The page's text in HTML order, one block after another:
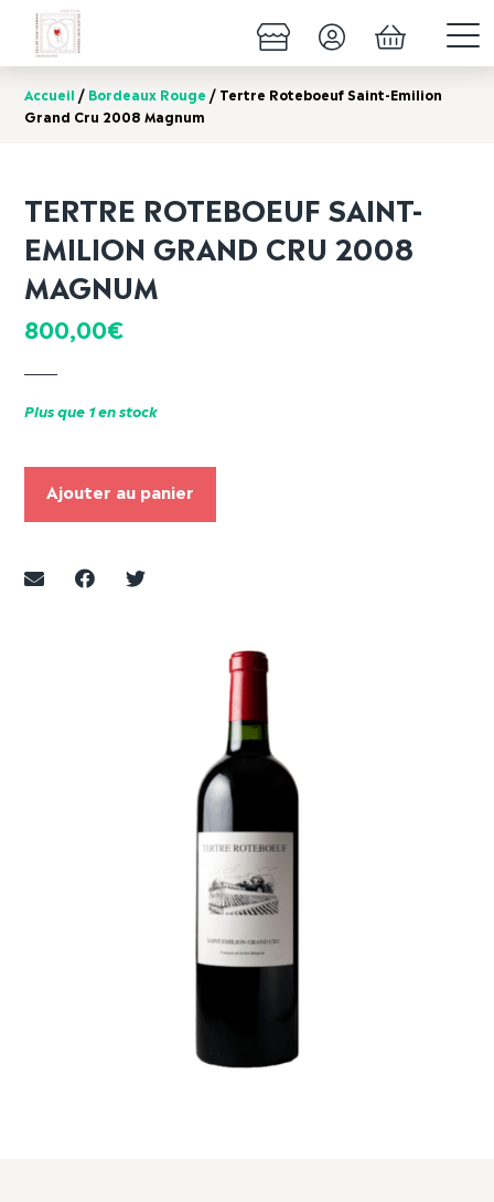
Accueil / Bordeaux Rouge / Tertre Roteboeuf Saint-Emilion
Grand Cru 2008 Magnum
TERTRE ROTEBOEUF SAINT-
EMILION GRAND CRU 2008
MAGNUM
800,00€
Plus que 1 en stock
Ajouter au panier